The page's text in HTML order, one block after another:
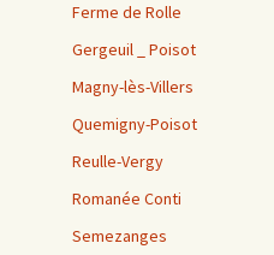
Ferme de Rolle
Gergeuil _ Poisot
Magny-lès-Villers
Quemigny-Poisot
Reulle-Vergy
Romanée Conti
Semezanges